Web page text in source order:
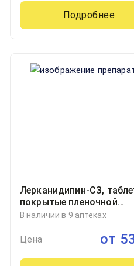
Подробнее
Лерканидипин-СЗ,
покрытые пленочной
оболочкой
В наличии в 9 аптеках
Цена от